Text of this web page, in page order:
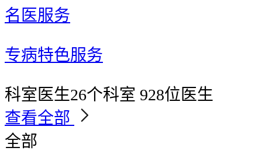
名医服务
专病特色服务
科室医生26个科室 928位医生
查看全部
全部